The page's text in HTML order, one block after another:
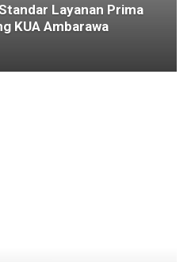
Layanan Prima
KUA Ambarawa